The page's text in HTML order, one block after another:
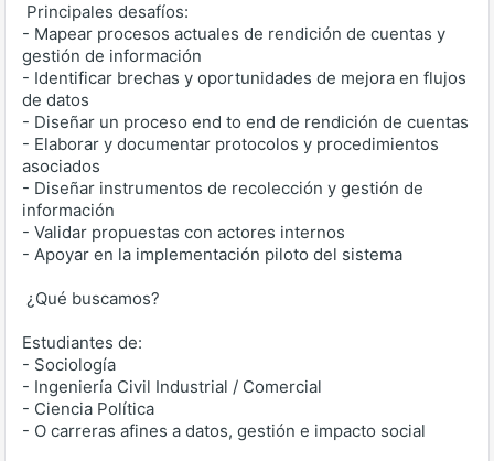
️ Principales desafíos:
- Mapear procesos actuales de rendición de cuentas y
gestión de información
- Identificar brechas y oportunidades de mejora en flujos
de datos
- Diseñar un proceso end to end de rendición de cuentas
- Elaborar y documentar protocolos y procedimientos
asociados
- Diseñar instrumentos de recolección y gestión de
información
- Validar propuestas con actores internos
- Apoyar en la implementación piloto del sistema
‍ ¿Qué buscamos?
Estudiantes de:
- Sociología
- Ingeniería Civil Industrial / Comercial
- Ciencia Política
- O carreras afines a datos, gestión e impacto social